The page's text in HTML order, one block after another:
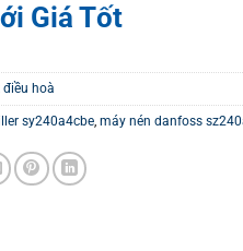
Giá Tốt
điều hoà
sy240a4cbe, máy nén danfoss